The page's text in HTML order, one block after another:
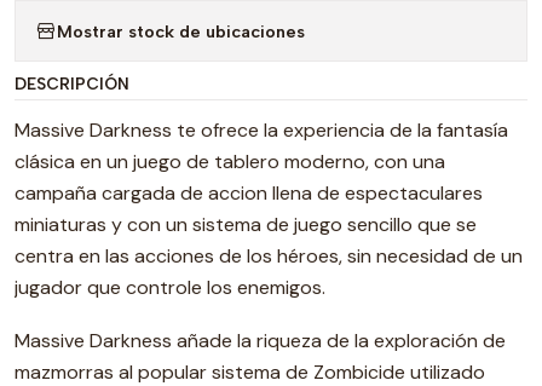
Mostrar stock de ubicaciones
DESCRIPCIÓN
Massive Darkness te ofrece la experiencia de la fantasía
clásica en un juego de tablero moderno, con una
campaña cargada de accion llena de espectaculares
miniaturas y con un sistema de juego sencillo que se
centra en las acciones de los héroes, sin necesidad de un
jugador que controle los enemigos.
Massive Darkness añade la riqueza de la exploración de
mazmorras al popular sistema de Zombicide utilizado